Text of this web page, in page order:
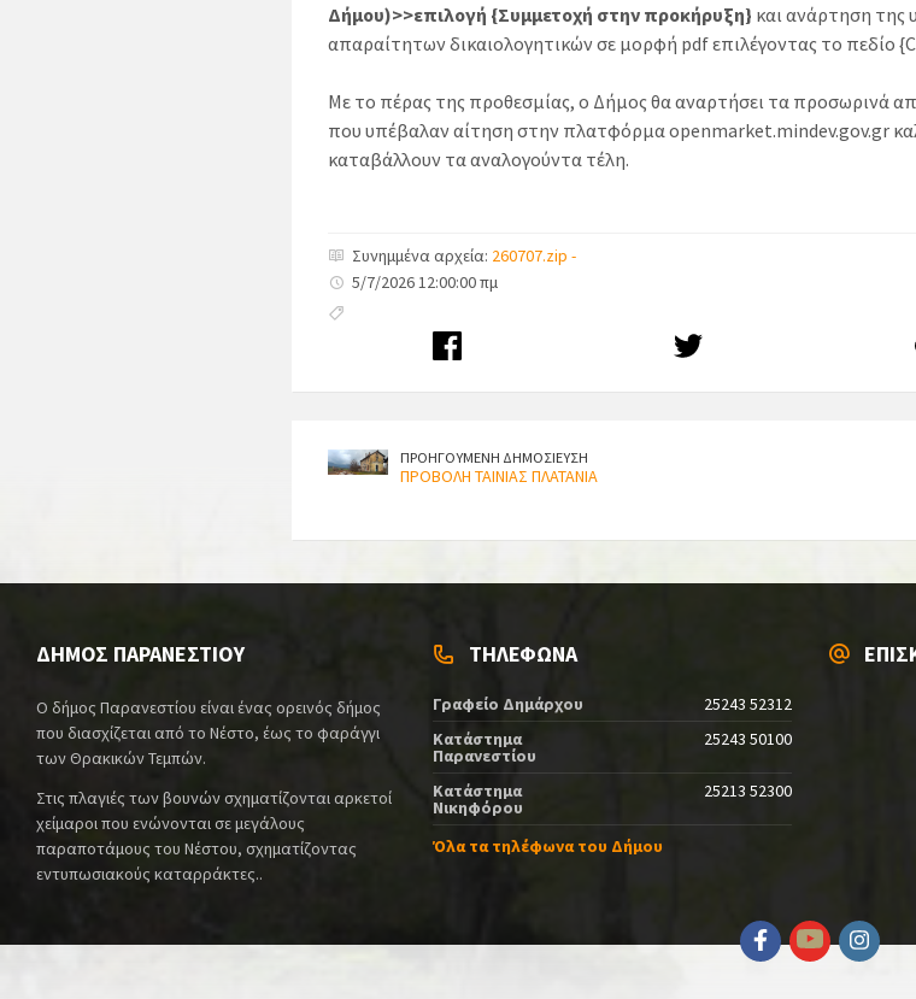
Δήμου)>>επιλογή {Συμμετοχή στην προκήρυξη} και ανάρτηση της
απαραίτητων δικαιολογητικών σε μορφή pdf επιλέγοντας το πεδίο
Με το πέρας της προθεσμίας, ο Δήμος θα αναρτήσει τα προσωρινά
που υπέβαλαν αίτηση στην πλατφόρμα openmarket.mindev.gov.gr
καταβάλλουν τα αναλογούντα τέλη.
Συνημμένα αρχεία: 260707.zip -
5/7/2026 12:00:00 πμ
ΠΡΟΗΓΟΥΜΕΝΗ ΔΗΜΟΣΙΕΥΣΗ
ΠΡΟΒΟΛΗ ΤΑΙΝΙΑΣ ΠΛΑΤΑΝΙΑ
ΔΗΜΟΣ ΠΑΡΑΝΕΣΤΙΟΥ
Ο δήμος Παρανεστίου είναι ένας ορεινός δήμος
που διασχίζεται από το Νέστο, έως το φαράγγι
των Θρακικών Τεμπών.
Στις πλαγιές των βουνών σχηματίζονται αρκετοί
χείμαροι που ενώνονται σε μεγάλους
παραποτάμους του Νέστου, σχηματίζοντας
εντυπωσιακούς καταρράκτες..
ΤΗΛΕΦΩΝΑ
Γραφείο Δημάρχου
25243 52312
Κατάστημα
Παρανεστίου
25243 50100
Κατάστημα
Νικηφόρου
25213 52300
Όλα τα τηλέφωνα του Δήμου